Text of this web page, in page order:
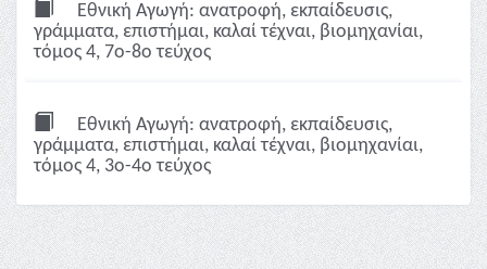
Εθνική Αγωγή: ανατροφή, εκπαίδευσις,
γράμματα, επιστήμαι, καλαί τέχναι, βιομηχανίαι,
τόμος 4, 7ο-8ο τεύχος
Εθνική Αγωγή: ανατροφή, εκπαίδευσις,
γράμματα, επιστήμαι, καλαί τέχναι, βιομηχανίαι,
τόμος 4, 3ο-4ο τεύχος